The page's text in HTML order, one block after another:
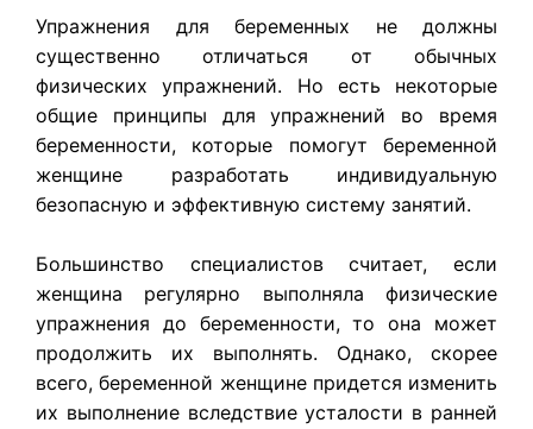
Упражнения для беременных не должны
существенно отличаться от обычных
физических упражнений. Но есть некоторые
общие принципы для упражнений во время
беременности, которые помогут беременной
женщине разработать индивидуальную
безопасную и эффективную систему занятий.
Большинство специалистов считает, если
женщина регулярно выполняла физические
упражнения до беременности, то она может
продолжить их выполнять. Однако, скорее
всего, беременной женщине придется изменить
их выполнение вследствие усталости в ранней